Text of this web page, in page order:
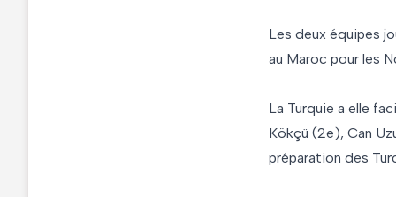
Les deux équipes
au Maroc pour les
La Turquie a elle
Kökçü (2e), Can
préparation des